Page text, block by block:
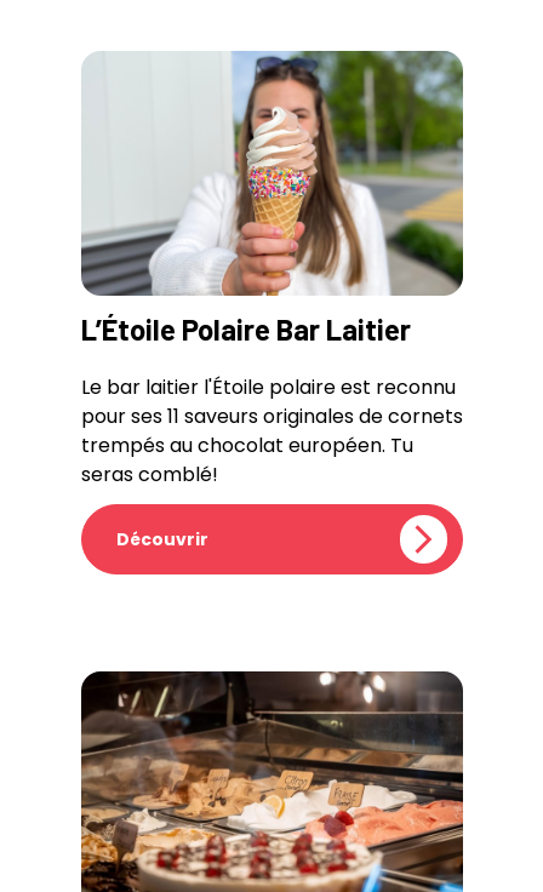
L’Étoile Polaire Bar Laitier
Le bar laitier l'Étoile polaire est reconnu
pour ses 11 saveurs originales de cornets
trempés au chocolat européen. Tu
seras comblé!
Découvrir